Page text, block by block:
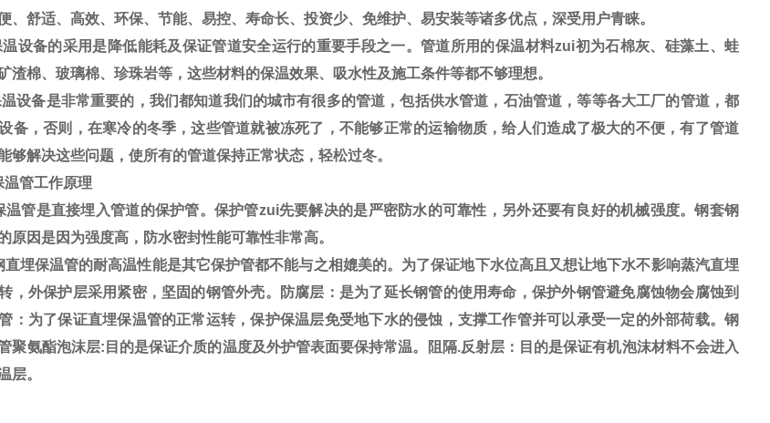
、舒适、高效、环保、节能、易控、寿命长、投资少、免维护、易安装等诸多优点，深受用户青睐。
设备的采用是降低能耗及保证管道安全运行的重要手段之一。管道所用的保温材料zui初为石棉灰、硅藻土、蛙
渣棉、玻璃棉、珍珠岩等，这些材料的保温效果、吸水性及施工条件等都不够理想。
设备是非常重要的，我们都知道我们的城市有很多的管道，包括供水管道，石油管道，等等各大工厂的管道，都
备，否则，在寒冷的冬季，这些管道就被冻死了，不能够正常的运输物质，给人们造成了极大的不便，有了管道
够解决这些问题，使所有的管道保持正常状态，轻松过冬。
管工作原理
温管是直接埋入管道的保护管。保护管zui先要解决的是严密防水的可靠性，另外还要有良好的机械强度。钢套钢
原因是因为强度高，防水密封性能可靠性非常高。
直埋保温管的耐高温性能是其它保护管都不能与之相媲美的。为了保证地下水位高且又想让地下水不影响蒸汽直埋
，外保护层采用紧密，坚固的钢管外壳。防腐层：是为了延长钢管的使用寿命，保护外钢管避免腐蚀物会腐蚀到
：为了保证直埋保温管的正常运转，保护保温层免受地下水的侵蚀，支撑工作管并可以承受一定的外部荷载。钢
聚氨酯泡沫层:目的是保证介质的温度及外护管表面要保持常温。阻隔.反射层：目的是保证有机泡沫材料不会进入
层。